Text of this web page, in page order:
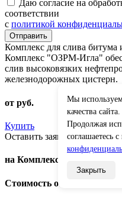
Даю согласие на
соответствии
с политикой
Комплекс для слива битума
Комплекс "ОЗРМ-Игла"
слив высоковязких
железнодорожных цистерн.
от руб.
Купить
Оставить заявку
на Комплекс для слива
Стоимость от рублей
Мы
качества сайта.
Продолжая
соглашаетесь
Закрыть